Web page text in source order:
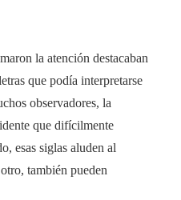
la atención destacaban
que podía interpretarse
observadores, la
que difícilmente
esas siglas aluden al
también pueden